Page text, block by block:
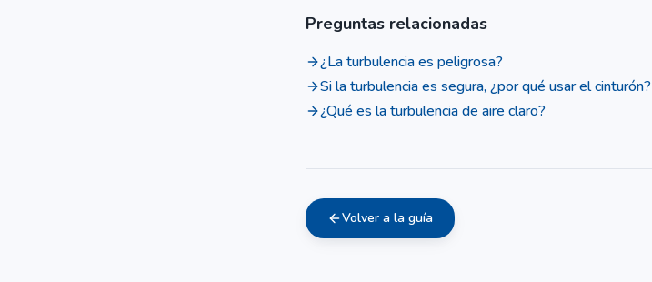
Preguntas relacionadas
¿La turbulencia es peligrosa?
Si la turbulencia es segura, ¿por qué usar el cinturón?
¿Qué es la turbulencia de aire claro?
Volver a la guía